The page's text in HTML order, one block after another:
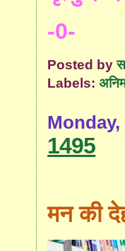
-0-
Posted by
Labels:
Monday,
1495
मन की